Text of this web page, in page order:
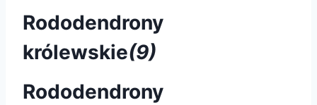
Rododendrony
królewskie(9)
Rododendrony